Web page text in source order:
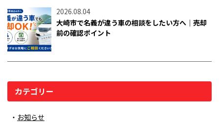
2026.08.04
大崎市で名義が違う車の相談をしたい方へ｜売却
前の確認ポイント
カテゴリー
お知らせ